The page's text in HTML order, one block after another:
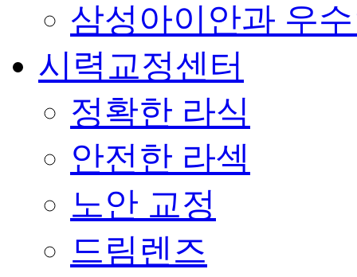
삼성아이안과 우
시력교정센터
정확한 라식
안전한 라섹
노안 교정
드림렌즈